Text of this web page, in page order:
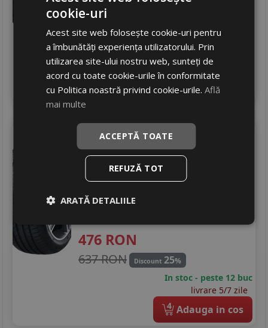
648RON
867 RON Discount25%
Ultima bucata!
livrare 5/7 zile
4 Adauga in cos
Nexen Nfprimus
205/50 R15 86V DOT 25
Turisme
Aderenta B
476 RON
637 RON Discount 25%
In stoc - peste 12 buc
livrare 5/7 zile
4 Adauga in cos
cookie-uri
Acest site web folosește cookie-uri pentru
a îmbunătăți experiența utilizatorului. Prin
utilizarea site-ului nostru web, sunteți de
acord cu toate cookie-urile în conformitate
cu Politica noastră privind cookie-urile.Află
mai multe
ACCEPTĂ TOATE
REFUZĂ TOT
ARATĂ DETALIILE